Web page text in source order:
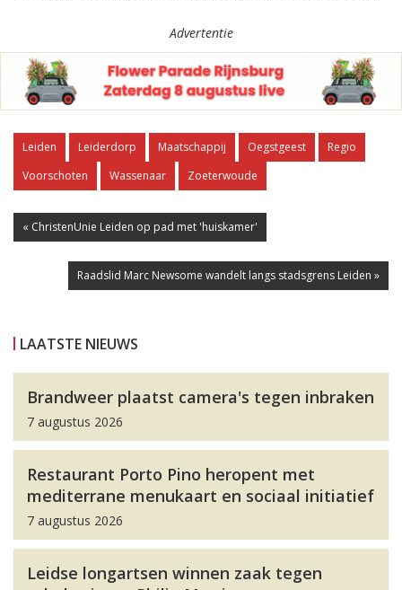
Advertentie
Leiden Leiderdorp Maatschappij Oegstgeest
Regio
Voorschoten
Wassenaar Zoeterwoude
« ChristenUnie Leiden op pad met 'huiskamer'
Raadslid Marc Newsome wandelt langs stadsgrens Leiden »
LAATSTE NIEUWS
Brandweer plaatst camera's tegen inbraken
7 augustus 2026
Restaurant Porto Pino heropent met
mediterrane menukaart en sociaal initiatief
7 augustus 2026
Leidse longartsen winnen zaak tegen